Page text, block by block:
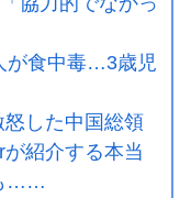
が食中毒…3歳児
した中国総領
紹介する本当
……